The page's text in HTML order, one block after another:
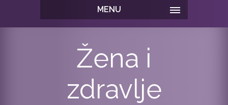
MENU
Žena i
zdravlje